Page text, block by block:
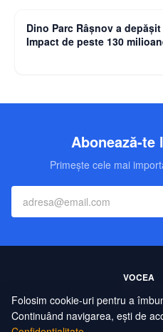
Dino Parc Râșnov a
Impact de peste 130
Abonează-te
Primește cele mai
ContactEchipa Publicitate
Folosim cookie-uri pentru a
Continuând navigarea, ești de